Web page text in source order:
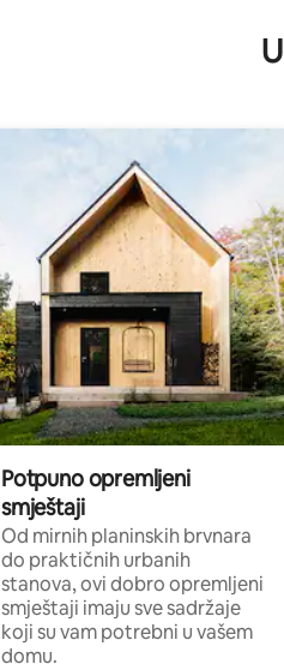
Potpuno opremljeni
smještaji
Od mirnih planinskih brvnara
do praktičnih urbanih
stanova, ovi dobro opremljeni
smještaji imaju sve sadržaje
koji su vam potrebni u vašem
domu.